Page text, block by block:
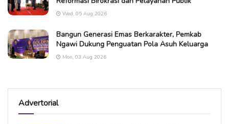
Wed, 05 Aug 2026
Bangun Generasi Emas Berkarakter, Pemkab
Ngawi Dukung Penguatan Pola Asuh Keluarga
Mon, 03 Aug 2026
Advertorial